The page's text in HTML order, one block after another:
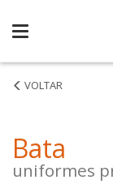
Produtos
Bata
uniformes